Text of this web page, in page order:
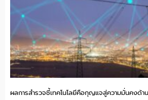
ผลการสำรวจชี้เทคโนโลยีคือกุญแจสู่ความมั่นคงด้